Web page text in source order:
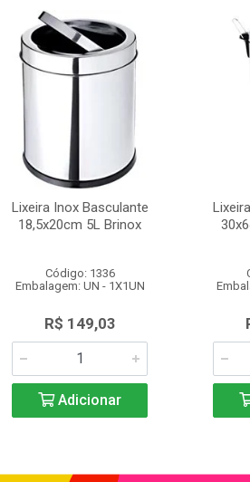
Lixeira Inox Basculante
18,5x20cm 5L Brinox
Código: 1336
Embalagem: UN - 1X1UN
R$ 149,03
Adicionar